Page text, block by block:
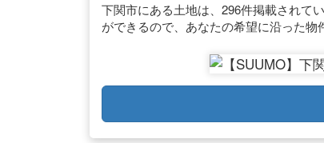
下関市にある土地は、296件掲載されて
ができるので、あなたの希望に沿った